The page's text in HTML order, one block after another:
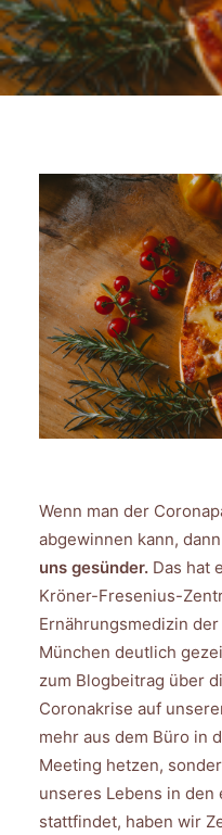
FAQ
INTERNATIONAL (EN)
Wenn man der
abgewinnen kann,
uns gesünder. Das hat
Kröner-Fresenius-
Ernährungsmedizin
München deutlich
zum Blogbeitrag über
Coronakrise auf
mehr aus dem Büro in
Meeting hetzen,
unseres Lebens in den
stattfindet, haben wir